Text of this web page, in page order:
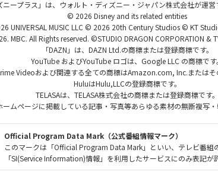
ニープラス」は、ウォルト・ディズニー・ジャパン株式会社が運営
© 2026 Disney and its related entities
UNIVERSAL MUSIC LLC © 2026 20th Century Studios © KT
MBC. All Rights reserved. ©STUDIO DRAGON CORPORATION &
「DAZN」は、DAZN Ltd.の商標または登録商標です。
YouTube およびYouTube ロゴは、Google LLC の商標です。
Videoおよび関連する全ての商標はAmazon.com, Inc.またはそ
HuluはHulu,LLCの登録商標です。
TELASAは、TELASA株式会社の商標または登録商標です。
ームページに掲載している記事・写真等あらゆる素材の無断複写・
Official Program Data Mark（公式番組情報マーク）
このマークは「Official Program Data Mark」といい、テレビ番組
「SI(Service Information)情報」を利用したサービスにのみ表記が